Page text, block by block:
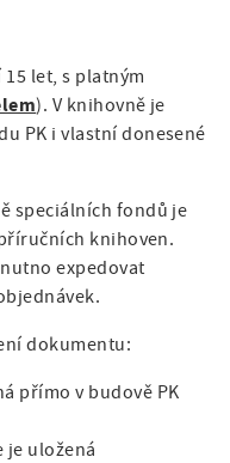
let, s platným
). V knihovně je
PK i vlastní donesené
speciálních fondů je
knihoven.
expedovat
dokumentu:
přímo v budově PK
je uložená